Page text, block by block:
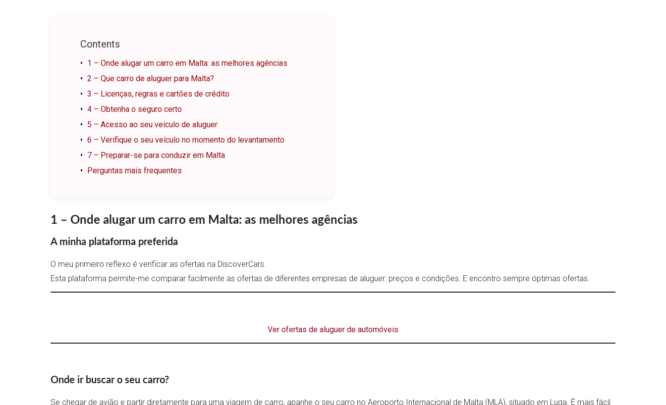
Contents
1 – Onde alugar um carro em Malta: as melhores agências
2 – Que carro de aluguer para Malta?
3 – Licenças, regras e cartões de crédito
4 – Obtenha o seguro certo
5 – Acesso ao seu veículo de aluguer
6 – Verifique o seu veículo no momento do levantamento
7 – Preparar-se para conduzir em Malta
Perguntas mais frequentes
1 – Onde alugar um carro em Malta: as melhores agências
A minha plataforma preferida
O meu primeiro reflexo é verificar as ofertas na DiscoverCars.
Esta plataforma permite-me comparar facilmente as ofertas de diferentes empresas de aluguer: preços e condições. E encontro sempre óptimas ofertas.
Ver ofertas de aluguer de automóveis
Onde ir buscar o seu carro?
Se chegar de avião e partir diretamente para uma viagem de carro, apanhe o seu carro no Aeroporto Internacional de Malta (MLA), situado em Luqa. É mais fácil